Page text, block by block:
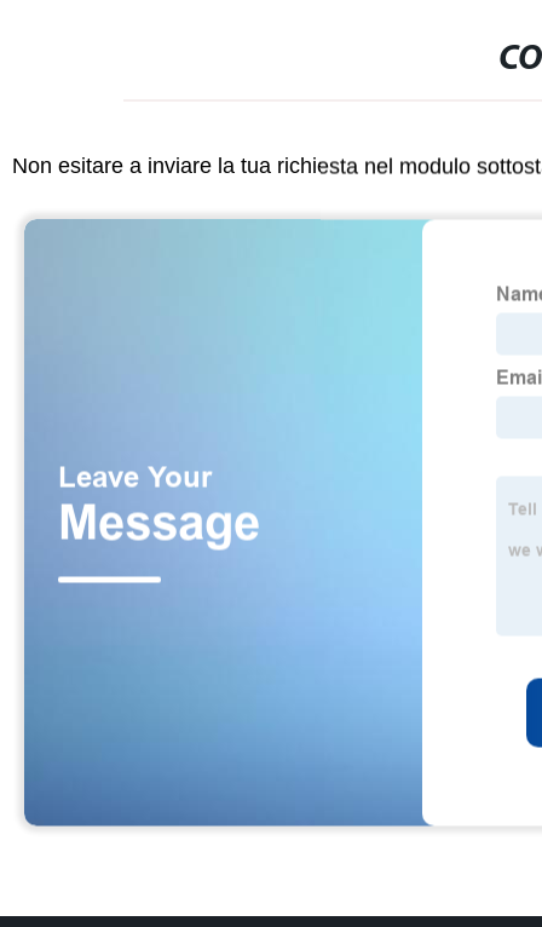
Non esitare a inviare la tua richiesta nel modulo